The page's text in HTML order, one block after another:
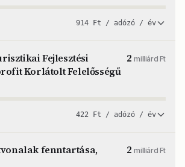
914 Ft / adózó / év
Fejlesztési
Korlátolt Felelősségű
2milliárd Ft
422 Ft / adózó / év
fenntartása,
2milliárd Ft